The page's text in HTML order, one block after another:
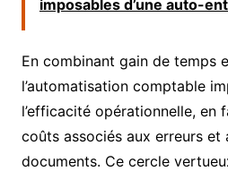
imposables d’une auto-
En combinant gain de temps
l’automatisation comptable
l’efficacité opérationnelle, en
coûts associés aux erreurs et
documents. Ce cercle